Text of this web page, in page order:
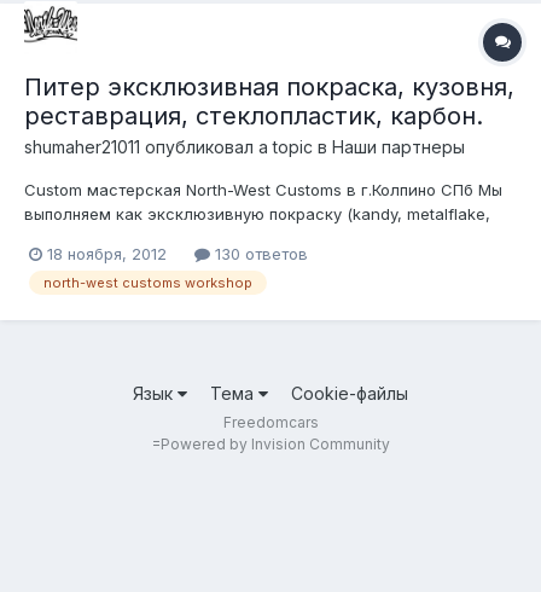
Питер эксклюзивная покраска, кузовня,
реставрация, стеклопластик, карбон.
shumaher21011 опубликовал a topic в Наши партнеры
Custom мастерская North-West Customs в г.Колпино СПб Мы
выполняем как эксклюзивную покраску (kandy, metalflake,
быта, кухонная техника и мебель, в общем кастом)))
Реставрационные работы, сварочные работы, кузовня
18 ноября, 2012 130 ответов
north-west customs workshop
Язык Тема Cookie-файлы
Freedomcars
=Powered by Invision Community